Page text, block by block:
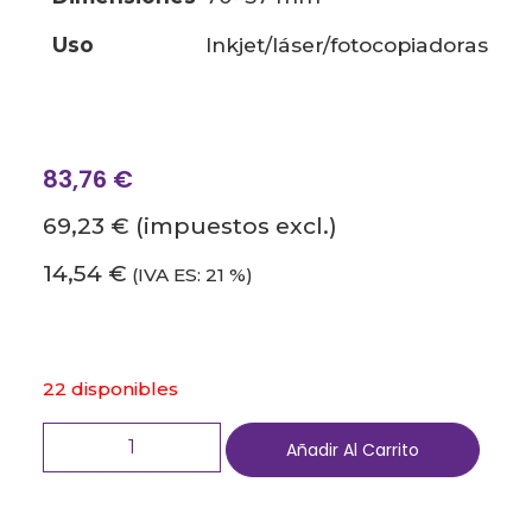
uso
inkjet/láser/fotocopiadoras
83,76 €
69,23 € (impuestos excl.)
14,54 € (IVA ES: 21 %)
22 disponibles
Añadir Al Carrito